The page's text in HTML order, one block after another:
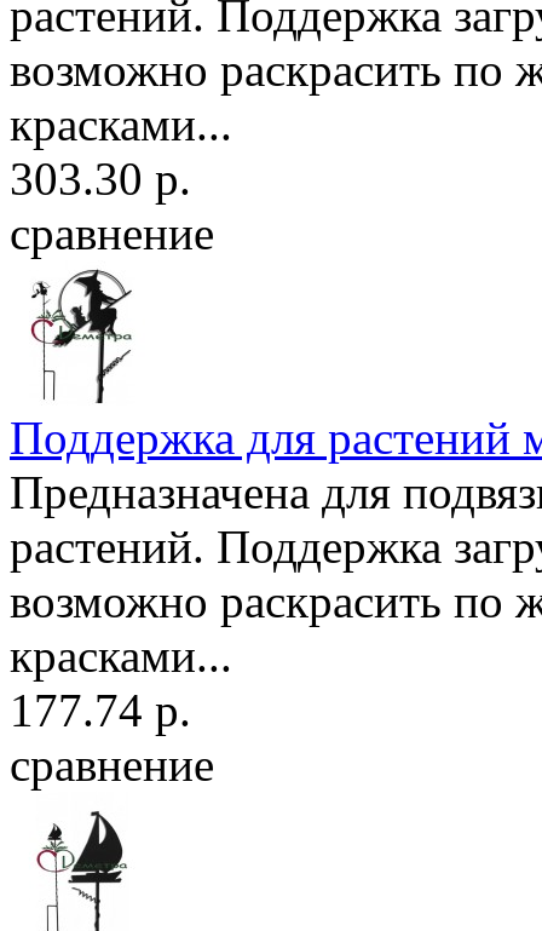
растений. Поддержка
возможно раскрасить по
красками...
303.30 р.
сравнение
Поддержка для растений
Предназначена для
растений. Поддержка
возможно раскрасить по
красками...
177.74 р.
сравнение